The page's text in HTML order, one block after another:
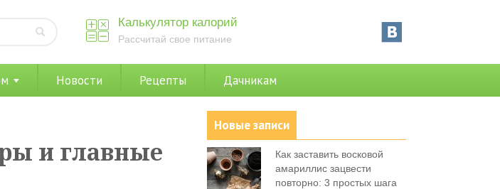
Калькулятор калорий
Рассчитай свое питание
Новости Рецепты Дачникам
и главные
Новые записи
Как заставить восковой
амариллис зацвести
повторно: 3 простых шага